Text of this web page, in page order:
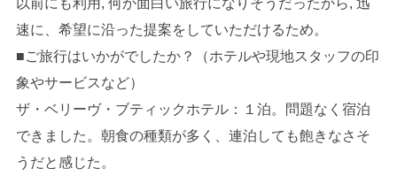
以前にも利用, 何か面白い旅行になりそうだったから, 迅
速に、希望に沿った提案をしていただけるため。
■ご旅行はいかがでしたか？（ホテルや現地スタッフの印
象やサービスなど）
ザ・ベリーヴ・ブティックホテル：１泊。問題なく宿泊
できました。朝食の種類が多く、連泊しても飽きなさそ
うだと感じた。